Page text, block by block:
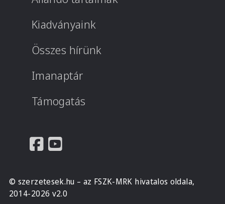
Kiadványaink
Összes hírünk
Imanaptár
Támogatás
© szerzetesek.hu – az FSZK-MRK hivatalos oldala,
2014-2026 v2.0